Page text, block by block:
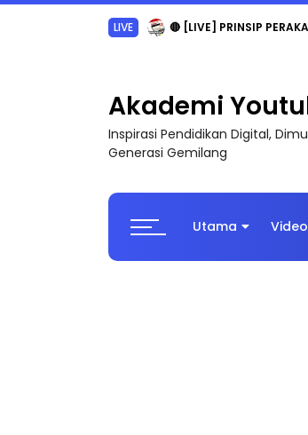
LIVE 🔴 [LIVE] PRINSIP
Akademi
Inspirasi Pendidikan Digital,
Generasi Gemilang
Utama Video